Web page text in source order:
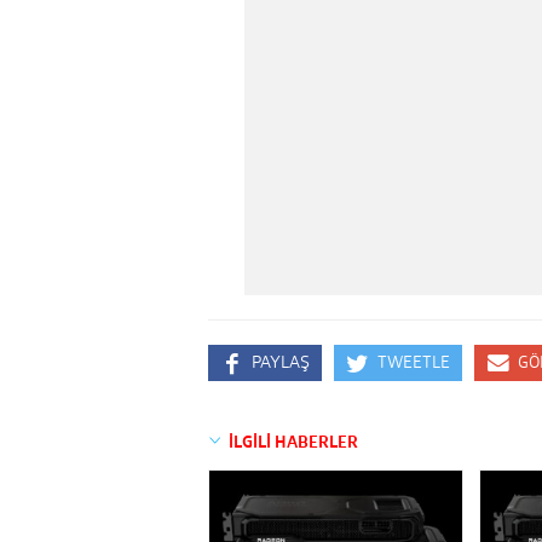
PAYLAŞ TWEETLE
İLGİLİ HABERLER